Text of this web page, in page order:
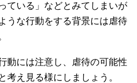
ている」などとみてしまいが
うな行動をする背景には虐待
動には注意し、虐待の可能性
考え見る様にしましょう。